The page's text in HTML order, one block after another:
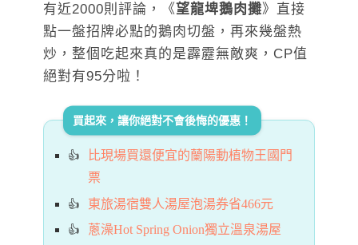
有近2000則評論，《望龍埤鵝肉攤》直接
點一盤招牌必點的鵝肉切盤，再來幾盤熱
炒，整個吃起來真的是霹靂無敵爽，CP值
絕對有95分啦！
買起來，讓你絕對不會後悔的優惠！
比現場買還便宜的蘭陽動植物王國門
票
東旅湯宿雙人湯屋泡湯券省466元
蔥澡Hot Spring Onion獨立溫泉湯屋